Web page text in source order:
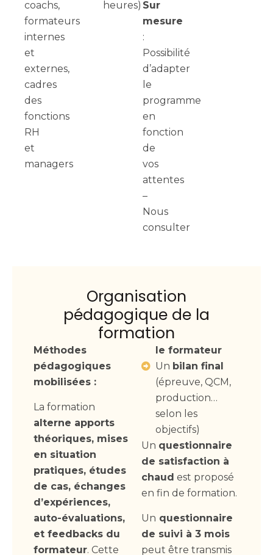
coachs,
formateurs
internes
et
externes,
cadres
des
fonctions
RH
et
managers
heures) Sur
mesure
:
Possibilité
d’adapter
le
programme
en
fonction
de
vos
attentes
–
Nous
consulter
Organisation
pédagogique de la
formation
Méthodes
pédagogiques
mobilisées :
La formation
alterne apports
théoriques, mises
en situation
pratiques, études
de cas, échanges
d’expériences,
auto-évaluations,
et feedbacks du
formateur. Cette
le formateur
Un bilan final
(épreuve, QCM,
production…
selon les
objectifs)
Un questionnaire
de satisfaction à
chaud est proposé
en fin de formation.
Un questionnaire
de suivi à 3 mois
peut être transmis